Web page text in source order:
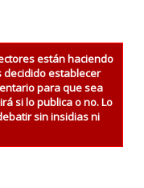
están haciendo
decidido establecer
para que sea
si lo publica o no. Lo
sin insidias ni